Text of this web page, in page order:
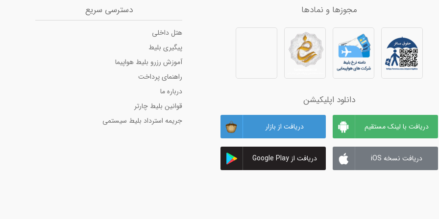
آنتالیا
کیش
بلیط هواپیما تهران به شیراز
بلیط هواپیما تهران به کیش
بلیط هواپیما تهران به اهواز
بلیط هواپیما تهران به تبریز
بلیط هواپیما تهران به آبادان
بلیط هواپیما مشهد به تهران
بلیط هواپیما مشهد به اصفهان
بلیط هواپیما مشهد به تبریز
مجوزها و نمادها
دانلود اپلیکیشن
دریافت با لینک مستقیم دریافت از بازار
دریافت نسخه iOS دریافت از Google Play
دسترسی سریع
هتل داخلی
پیگیری بلیط
آموزش رزرو بلیط هواپیما
راهنمای پرداخت
درباره ما
قوانین بلیط چارتر
جریمه استرداد بلیط سیستمی